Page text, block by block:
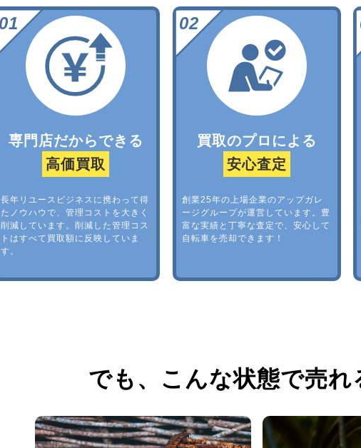
専門店だからできる
高価買取
長年リユースビジネスに携わって得
たノウハウで、管理コストを大きく
削減しています。削減した管理コス
トはすべて買取額に反映していま
す。
買取のプロによる
安心査定
創業25年の上場企業のアップガレ
ージグループが運営しています。豊
富な実績と丁寧な査定で、安心して
自転車を売却できます！
でも、 こんな状態で売れ